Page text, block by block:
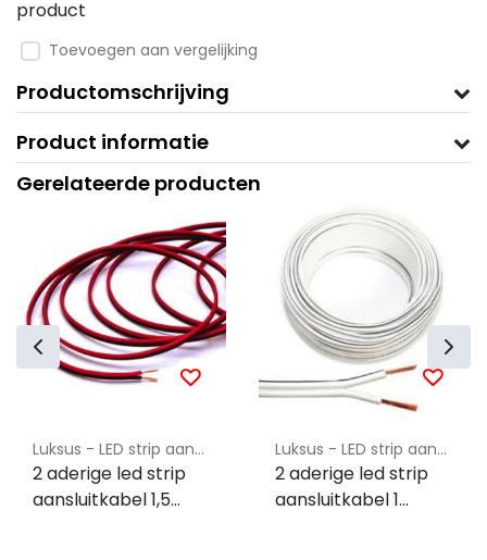
product
Toevoegen aan vergelijking
Productomschrijving
Product informatie
Gerelateerde producten
Luksus - LED strip aansluitkabel
2 aderige led strip
aansluitkabel 1,5
Luksus - LED strip aansluitkabel
2 aderige led strip
aansluitkabel 1